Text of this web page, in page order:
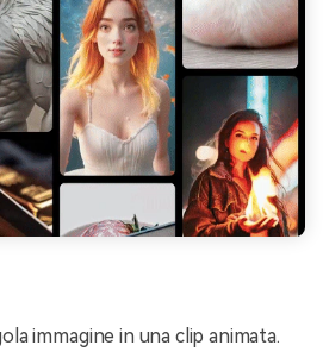
immagine in una clip animata.